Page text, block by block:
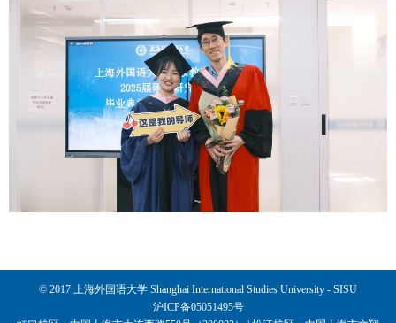
© 2017 上海外国语大学 Shanghai International Studies University - SISU
沪ICP备05051495号